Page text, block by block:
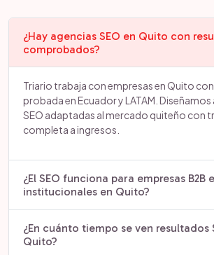
¿Hay agencias SEO en Quito con
comprobados?
Triario trabaja con empresas en Quito
probada en Ecuador y LATAM.
SEO adaptadas al mercado quiteño con
completa a ingresos.
¿El SEO funciona para empresas B2B e
institucionales en Quito?
¿En cuánto tiempo se ven resultados
Quito?